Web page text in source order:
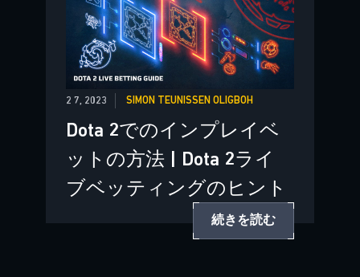
2 7, 2023 SIMON TEUNISSEN OLIGBOH
Dota 2でのインプレイベ
ットの方法 | Dota 2ライ
ブベッティングのヒント
続きを読む